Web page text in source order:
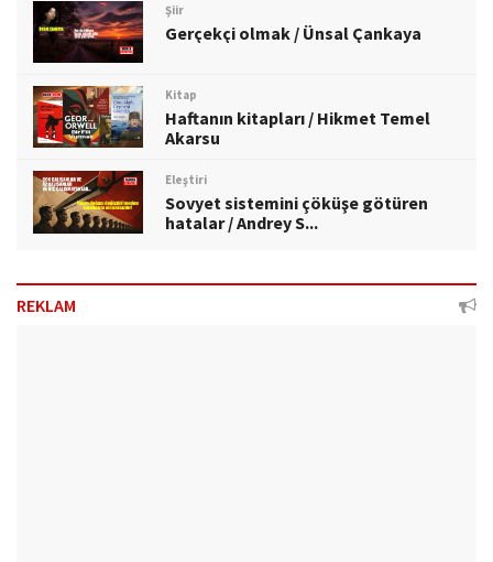
Şiir
Gerçekçi olmak / Ünsal Çankaya
Kitap
Haftanın kitapları / Hikmet Temel
Akarsu
Eleştiri
Sovyet sistemini çöküşe götüren
hatalar / Andrey S...
REKLAM